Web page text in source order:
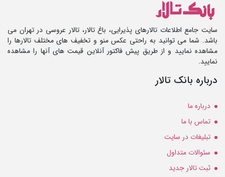
سایت جامع اطلاعات تالارهای پذیرایی، باغ تالار، تالار عروسی در تهران می
باشد. شما می توانید به راحتی عکس منو و تخفیف های مختلف تالارها را
مشاهده نمایید و از طریق پیش فاکتور آنلاین قیمت های آنها را مشاهده
نمایید.
درباره بانک تالار
درباره ما
تماس با ما
تبلیغات در سایت
سئوالات متداول
ثبت تالار جدید